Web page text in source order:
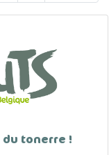
tonerre !